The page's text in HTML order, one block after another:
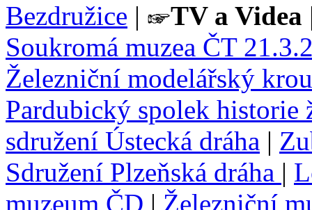
Bezdružice | TV a Videa
Soukromá muzea ČT
Železniční modelářský
Pardubický spolek historie
sdružení Ústecká dráha |
Sdružení Plzeňská dráha |
muzeum ČD | Železniční